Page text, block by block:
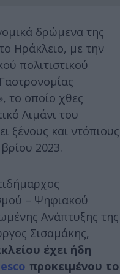
δρώμενα της
Ηράκλειο, με την
πολιτιστικού
το οποίο χθες
Λιμάνι του
ξένους και ντόπιους
2023.
– Ψηφιακού
Ανάπτυξης της
Σισαμάκης,
έχει ήδη
προκειμένου το